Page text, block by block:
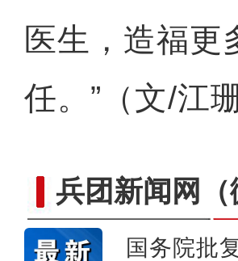
医生，造福更
任。”（文/江
兵团新闻网
国务院批